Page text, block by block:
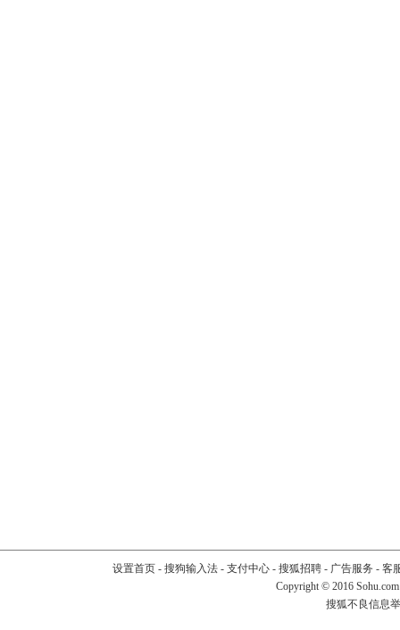
设置首页- 搜狗输入法- 支付中心- 搜狐招聘- 广告服务 - 客
Copyright © 2016
搜狐不良信息